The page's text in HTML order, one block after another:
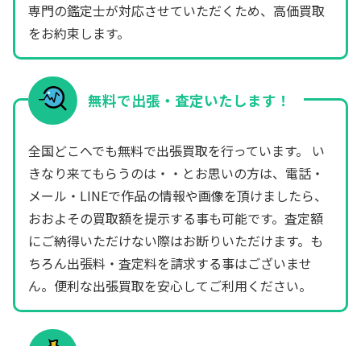
専門の鑑定士が対応させていただくため、高価買取
をお約束します。
無料で出張・査定いたします！
全国どこへでも無料で出張買取を行っています。 い
きなり来てもらうのは・・とお思いの方は、電話・
メール・LINEで作品の情報や画像を頂けましたら、
おおよその買取額を提示する事も可能です。査定額
にご納得いただけない際はお断りいただけます。も
ちろん出張料・査定料を請求する事はございませ
ん。便利な出張買取を安心してご利用ください。